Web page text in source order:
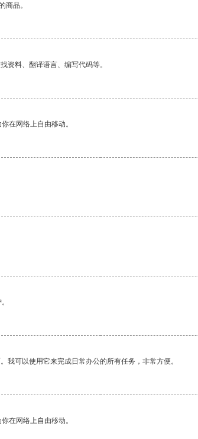
商品。
资料、翻译语言、编写代码等。
在网络上自由移动。
我可以使用它来完成日常办公的所有任务，非常方便。
在网络上自由移动。